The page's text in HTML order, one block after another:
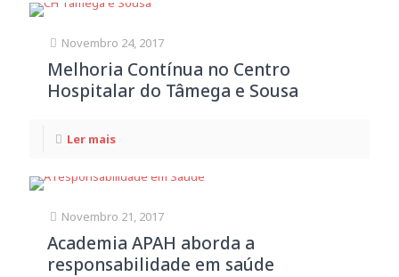
Novembro 24, 2017
Melhoria Contínua no Centro
Hospitalar do Tâmega e Sousa
Ler mais
Novembro 21, 2017
Academia APAH aborda a
responsabilidade em saúde